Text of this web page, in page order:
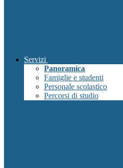
Servizi
Panoramica
Famiglie e studenti
Personale scolastico
Percorsi di studio